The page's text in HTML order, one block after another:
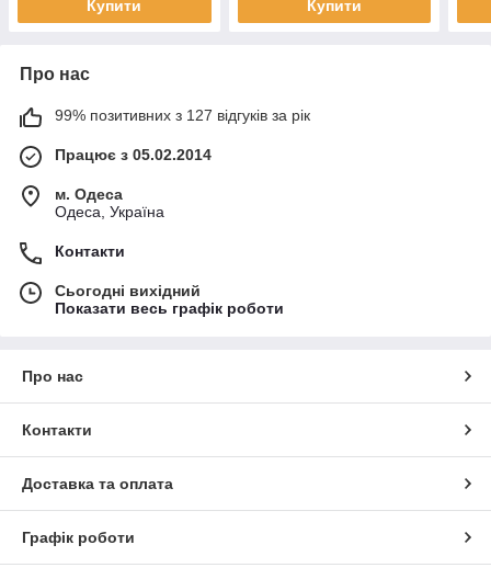
Купити Купити
Про нас
99% позитивних з 127 відгуків за рік
Працює з 05.02.2014
м. Одеса
Одеса, Україна
Контакти
Сьогодні вихідний
Показати весь графік роботи
Про нас
Контакти
Доставка та оплата
Графік роботи